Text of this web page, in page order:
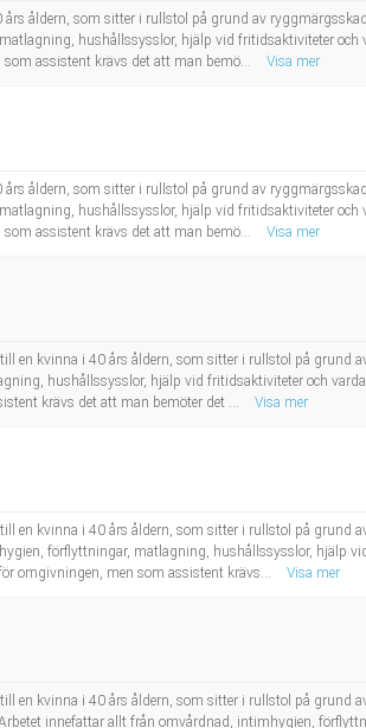
åldern, som sitter i rullstol på grund av
hushållssysslor, hjälp vid fritidsaktiviteter och
assistent krävs det att man bemö...
Visa mer
åldern, som sitter i rullstol på grund av
hushållssysslor, hjälp vid fritidsaktiviteter och
assistent krävs det att man bemö...
Visa mer
en kvinna i 40 års åldern, som sitter i rullstol på grund
hushållssysslor, hjälp vid fritidsaktiviteter och
krävs det att man bemöter det ...
Visa mer
en kvinna i 40 års åldern, som sitter i rullstol på grund
förflyttningar, matlagning, hushållssysslor, hjälp
omgivningen, men som assistent krävs...
Visa mer
en kvinna i 40 års åldern, som sitter i rullstol på grund
innefattar allt från omvårdnad, intimhygien,